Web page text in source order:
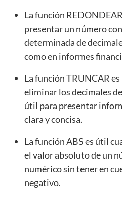
La función
presentar un número
determinada de
como en informes
La función TRUNCAR
eliminar los decimales
útil para presentar
clara y concisa.
La función ABS es útil
el valor absoluto de un
numérico sin tener en
negativo.